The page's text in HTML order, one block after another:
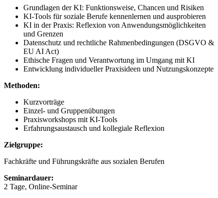
Grundlagen der KI: Funktionsweise, Chancen und Risiken
KI-Tools für soziale Berufe kennenlernen und ausprobieren
KI in der Praxis: Reflexion von Anwendungsmöglichkeiten
und Grenzen
Datenschutz und rechtliche Rahmenbedingungen (DSGVO &
EU AI Act)
Ethische Fragen und Verantwortung im Umgang mit KI
Entwicklung individueller Praxisideen und Nutzungskonzepte
Methoden:
Kurzvorträge
Einzel- und Gruppenübungen
Praxisworkshops mit KI-Tools
Erfahrungsaustausch und kollegiale Reflexion
Zielgruppe:
Fachkräfte und Führungskräfte aus sozialen Berufen
Seminardauer:
2 Tage, Online-Seminar